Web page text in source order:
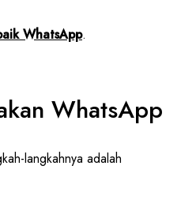
WhatsApp.
WhatsApp
langkahnya adalah